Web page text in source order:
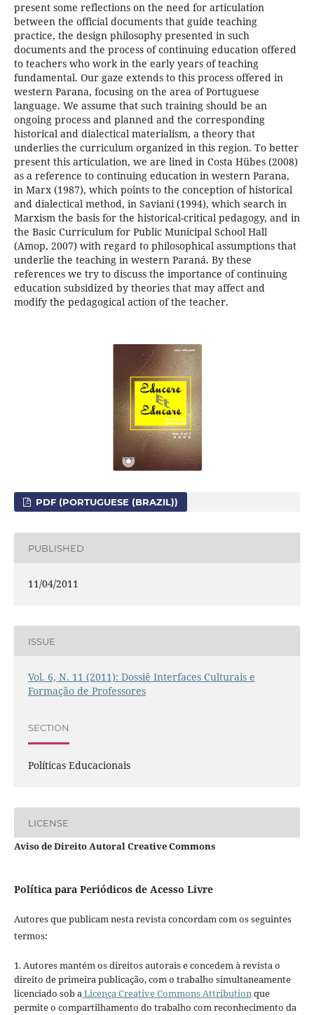
present some reflections on the need for articulation
between the official documents that guide teaching
practice, the design philosophy presented in such
documents and the process of continuing education offered
to teachers who work in the early years of teaching
fundamental. Our gaze extends to this process offered in
western Parana, focusing on the area of Portuguese
language. We assume that such training should be an
ongoing process and planned and the corresponding
historical and dialectical materialism, a theory that
underlies the curriculum organized in this region. To better
present this articulation, we are lined in Costa Hübes (2008)
as a reference to continuing education in western Parana,
in Marx (1987), which points to the conception of historical
and dialectical method, in Saviani (1994), which search in
Marxism the basis for the historical-critical pedagogy, and in
the Basic Curriculum for Public Municipal School Hall
(Amop, 2007) with regard to philosophical assumptions that
underlie the teaching in western Paraná. By these
references we try to discuss the importance of continuing
education subsidized by theories that may affect and
modify the pedagogical action of the teacher.
PDF (PORTUGUESE (BRAZIL))
PUBLISHED
11/04/2011
ISSUE
Vol. 6, N. 11 (2011): Dossiê Interfaces Culturais e
Formação de Professores
SECTION
Políticas Educacionais
LICENSE
Aviso de Direito Autoral Creative Commons
Política para Periódicos de Acesso Livre
Autores que publicam nesta revista concordam com os seguintes
termos:
1. Autores mantém os direitos autorais e concedem à revista o
direito de primeira publicação, com o trabalho simultaneamente
licenciado sob aLicença Creative Commons Attributionque
permite o compartilhamento do trabalho com reconhecimento da